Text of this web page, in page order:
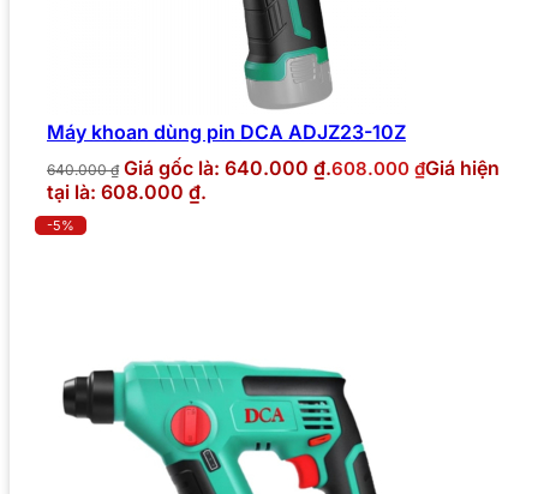
Máy khoan dùng pin DCA ADJZ23-10Z
640.000₫ Giá gốc là: 640.000 ₫.608.000 ₫Giá hiện
tại là: 608.000 ₫.
-5%